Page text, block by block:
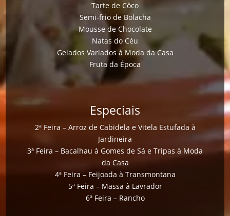
Tarte de Côco
Semi-frio de Bolacha
Mousse de Chocolate
Natas do Céu
Gelados Variados à Moda da Casa
Fruta da Época
Especiais
2ª Feira – Arroz de Cabidela e Vitela Estufada à
Jardineira
3ª Feira – Bacalhau à Gomes de Sá e Tripas à Moda
da Casa
4ª Feira – Feijoada à Transmontana
5ª Feira – Massa à Lavrador
6ª Feira – Rancho